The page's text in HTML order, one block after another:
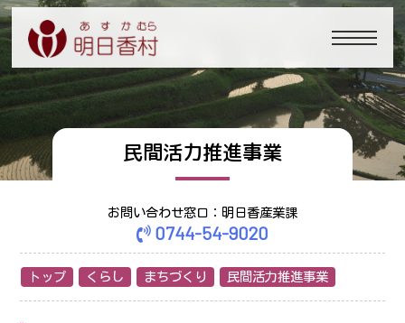
民間活力推進事業
お問い合わせ窓口：明日香産業課
0744-54-9020
トップ くらし まちづくり 民間活力推進事業